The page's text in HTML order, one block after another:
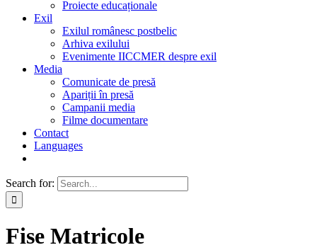
Proiecte educaționale
Exil
Exilul românesc postbelic
Arhiva exilului
Evenimente IICCMER despre exil
Media
Comunicate de presă
Apariții în presă
Campanii media
Filme documentare
Contact
Languages
Search for:
Fise Matricole